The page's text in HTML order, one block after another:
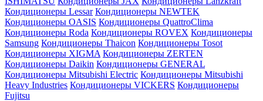
Кондиционеры Lessar Кондиционеры NEWTEK
Кондиционеры OASIS Кондиционеры QuattroClima
Кондиционеры Roda Кондиционеры ROVEX Кондиционеры
Samsung Кондиционеры Thaicon Кондиционеры Tosot
Кондиционеры XIGMA Кондиционеры ZERTEN
Кондиционеры Daikin Кондиционеры GENERAL
Кондиционеры Mitsubishi Electric Кондиционеры Mitsubishi
Heavy Industries Кондиционеры VICKERS Кондиционеры
Fujitsu